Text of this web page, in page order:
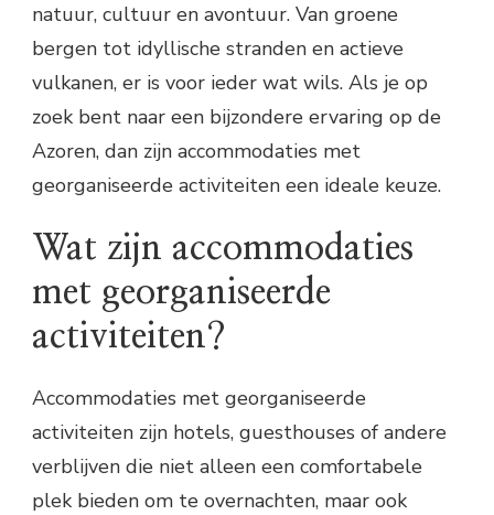
natuur, cultuur en avontuur. Van groene
bergen tot idyllische stranden en actieve
vulkanen, er is voor ieder wat wils. Als je op
zoek bent naar een bijzondere ervaring op de
Azoren, dan zijn accommodaties met
georganiseerde activiteiten een ideale keuze.
Wat zijn accommodaties
met georganiseerde
activiteiten?
Accommodaties met georganiseerde
activiteiten zijn hotels, guesthouses of andere
verblijven die niet alleen een comfortabele
plek bieden om te overnachten, maar ook